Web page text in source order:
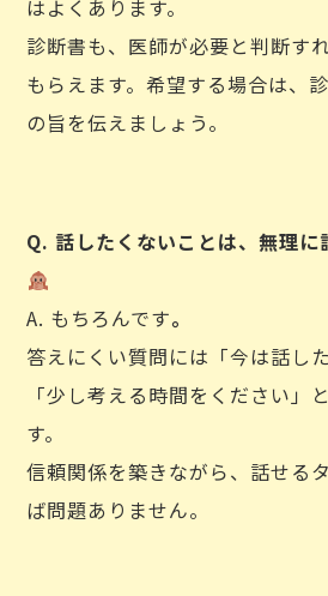
はよくあります。
診断書も、医師が必要と判断す
もらえます。希望する場合は、
の旨を伝えましょう。
Q. 話したくないことは、無理に
A. もちろんです。
答えにくい質問には「今は話し
「少し考える時間をください」
す。
信頼関係を築きながら、話せる
ば問題ありません。